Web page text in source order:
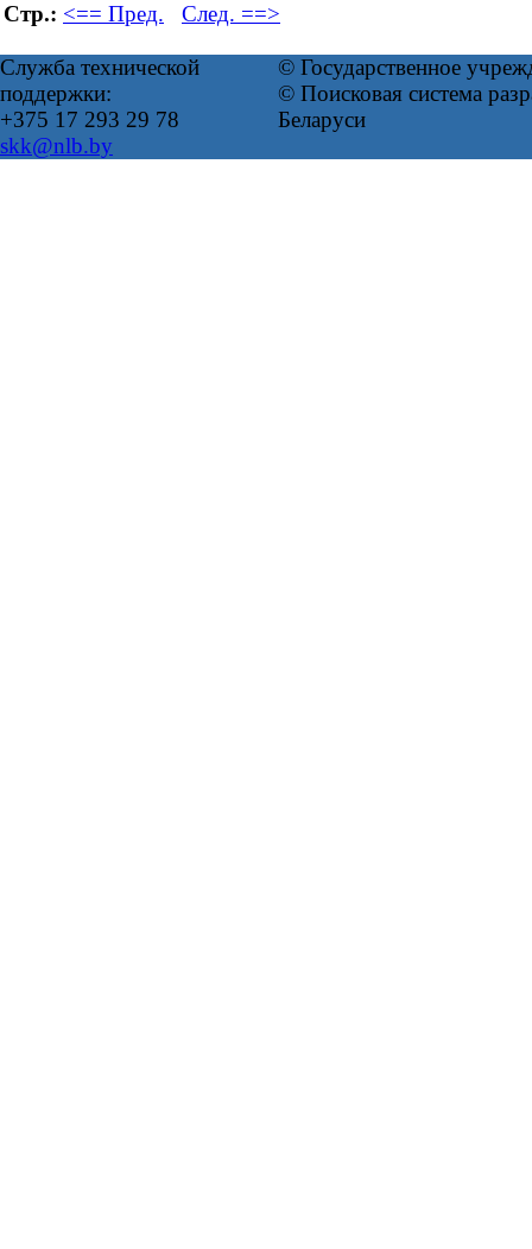
Стр.: <== Пред. След. ==>
Служба технической
поддержки:
+375 17 293 29 78
skk@nlb.by
© Государственное
© Поисковая система
Беларуси